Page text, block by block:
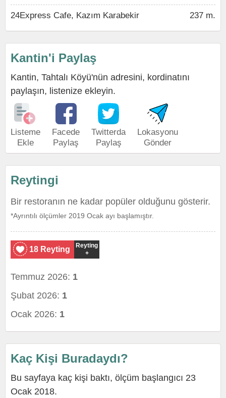
24Express Cafe, Kazım Karabekir 237 m.
Kantin'i Paylaş
Kantin, Tahtalı Köyü'nün adresini, kordinatını
paylaşın, listenize ekleyin.
Listeme
Ekle
Facede
Paylaş
Twitterda
Paylaş
Lokasyonu
Gönder
Reytingi
Bir restoranın ne kadar popüler olduğunu gösterir.
*Ayrıntılı ölçümler 2019 Ocak ayı başlamıştır.
18 Reyting
Reyting
+
Temmuz 2026: 1
Şubat 2026: 1
Ocak 2026: 1
Kaç Kişi Buradaydı?
Bu sayfaya kaç kişi baktı, ölçüm başlangıcı 23
Ocak 2018.